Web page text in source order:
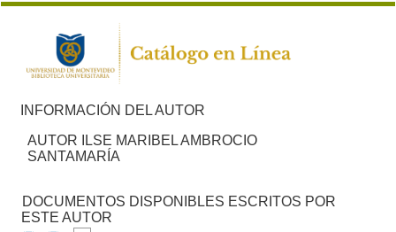
INFORMACIÓN DEL AUTOR
AUTOR ILSE MARIBEL AMBROCIO
SANTAMARÍA
DOCUMENTOS DISPONIBLES ESCRITOS POR
ESTE AUTOR